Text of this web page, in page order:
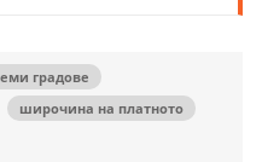
градове
широчина на платното